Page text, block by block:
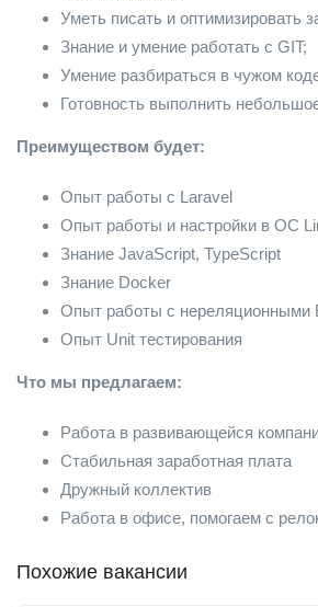
Уметь писать и оптимизировать
Знание и умение работать с GIT;
Умение разбираться в чужом
Готовность выполнить
Преимуществом будет:
Опыт работы с Laravel
Опыт работы и настройки в ОС
Знание JavaScript, TypeScript
Знание Docker
Опыт работы с нереляционными
Опыт Unit тестирования
Что мы предлагаем:
Работа в развивающейся
Стабильная заработная плата
Дружный коллектив
Работа в офисе, помогаем с
Похожие вакансии